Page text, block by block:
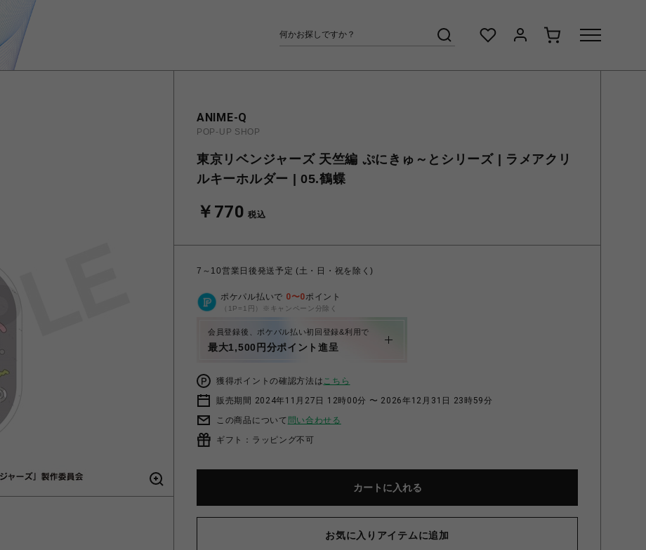
ANIME-Q
POP-UP SHOP
東京リベンジャーズ 天竺編 ぷにきゅ～とシリーズ | ラメアクリ
ルキーホルダー | 05.鶴蝶
￥770 税込
7～10営業日後発送予定 (土・日・祝を除く)
ポケパル払いで 0〜0ポイント
（1P=1円）※キャンペーン分除く
会員登録後、ポケパル払い初回登録&利用で
最大1,500円分ポイント進呈
獲得ポイントの確認方法はこちら
販売期間 2024年11月27日 12時00分 〜 2026年12月31日 23時59分
この商品について 問い合わせる
ギフト：ラッピング不可
カートに入れる
お気に入りアイテムに追加